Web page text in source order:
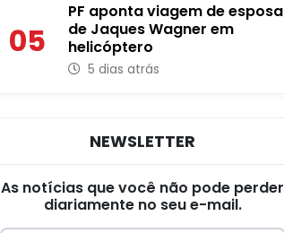
05
PF aponta viagem de esposa
de Jaques Wagner em
helicóptero
5 dias atrás
NEWSLETTER
As notícias que você não pode perder
diariamente no seu e-mail.